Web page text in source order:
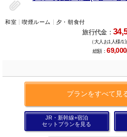
和室 喫煙ルーム 夕・朝食付
旅行代金：
（大人お1人様/1
総額：69,000
プランをすべて見
JR・新幹線+宿泊
セットプランを見る